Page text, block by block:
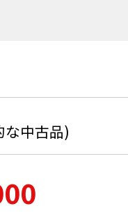
な中古品)